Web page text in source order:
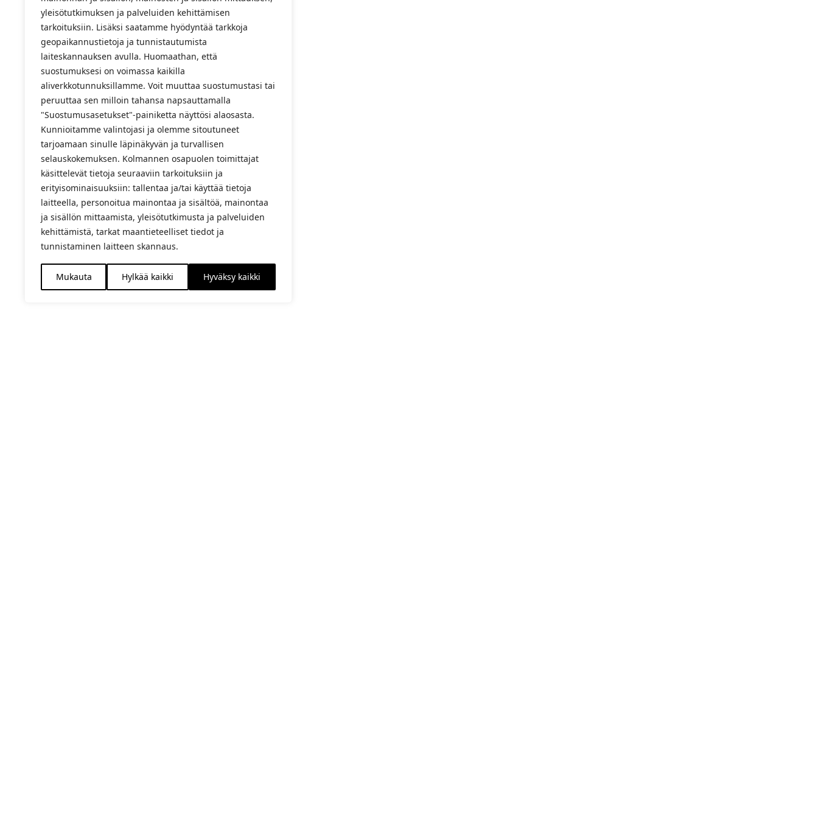
yleisötutkimuksen ja palveluiden kehittämisen
tarkoituksiin. Lisäksi saatamme hyödyntää tarkkoja
geopaikannustietoja ja tunnistautumista
laiteskannauksen avulla. Huomaathan, että
suostumuksesi on voimassa kaikilla
aliverkkotunnuksillamme. Voit muuttaa suostumustasi tai
peruuttaa sen milloin tahansa napsauttamalla
"Suostumusasetukset"-painiketta näyttösi alaosasta.
Kunnioitamme valintojasi ja olemme sitoutuneet
tarjoamaan sinulle läpinäkyvän ja turvallisen
selauskokemuksen. Kolmannen osapuolen toimittajat
käsittelevät tietoja seuraaviin tarkoituksiin ja
erityisominaisuuksiin: tallentaa ja/tai käyttää tietoja
laitteella, personoitua mainontaa ja sisältöä, mainontaa
ja sisällön mittaamista, yleisötutkimusta ja palveluiden
kehittämistä, tarkat maantieteelliset tiedot ja
tunnistaminen laitteen skannaus.
Mukauta Hylkää kaikki Hyväksy kaikki